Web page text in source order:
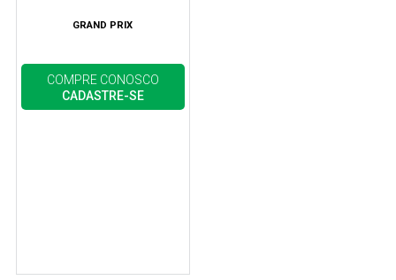
GRAND PRIX
COMPRE CONOSCO
CADASTRE-SE